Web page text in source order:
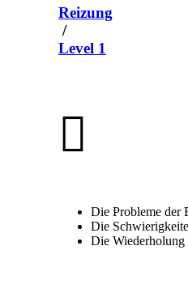
Reizung
/
Level 1
Die Probleme der
Die
Die Wiederholung